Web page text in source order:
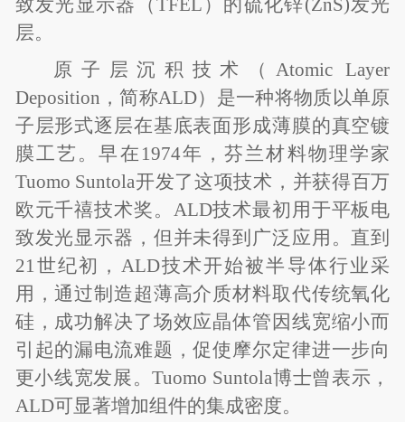
致发光显示器（TFEL）的硫化锌(ZnS)发光
层。
原子层沉积技术（Atomic Layer
Deposition，简称ALD）是一种将物质以单原
子层形式逐层在基底表面形成薄膜的真空镀
膜工艺。早在1974年，芬兰材料物理学家
Tuomo Suntola开发了这项技术，并获得百万
欧元千禧技术奖。ALD技术最初用于平板电
致发光显示器，但并未得到广泛应用。直到
21世纪初，ALD技术开始被半导体行业采
用，通过制造超薄高介质材料取代传统氧化
硅，成功解决了场效应晶体管因线宽缩小而
引起的漏电流难题，促使摩尔定律进一步向
更小线宽发展。Tuomo Suntola博士曾表示，
ALD可显著增加组件的集成密度。